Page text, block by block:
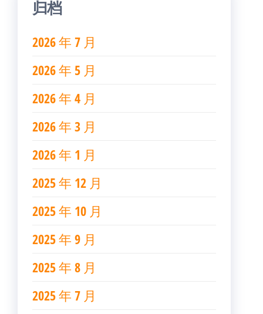
归档
2026 年 7 月
2026 年 5 月
2026 年 4 月
2026 年 3 月
2026 年 1 月
2025 年 12 月
2025 年 10 月
2025 年 9 月
2025 年 8 月
2025 年 7 月